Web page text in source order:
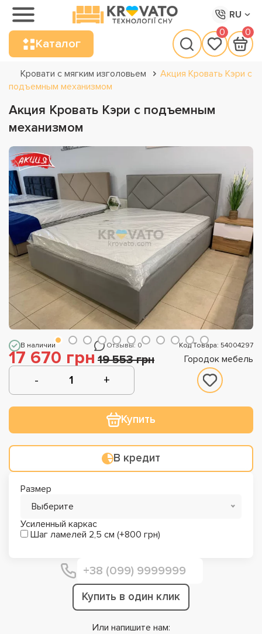
RU
Каталог
0 0
Кровати с мягким изголовьем
Акция Кровать Кэри с
подъемным механизмом
Акция Кровать Кэри с подъемным
механизмом
В наличии Отзывы: 0 Код Товара: 54004297
17 670 грн19 553 грн Городок мебель
Купить
В кредит
Размер
Выберите
Усиленный каркас
Шаг ламелей 2,5 см (+800 грн)
Купить в один клик
Или напишите нам: